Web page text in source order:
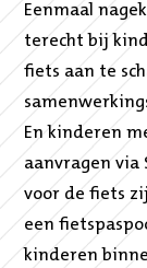
Eenmaal
terecht bij
fiets aan te
En kinderen
aanvragen via
voor de fiets
een
kinderen